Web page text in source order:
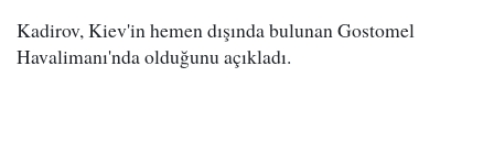
Kadirov, Kiev'in hemen dışında bulunan Gostomel
Havalimanı'nda olduğunu açıkladı.